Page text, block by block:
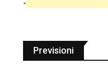
"
Previsioni